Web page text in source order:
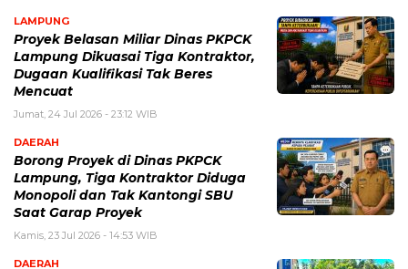
LAMPUNG
Proyek Belasan Miliar Dinas PKPCK
Lampung Dikuasai Tiga Kontraktor,
Dugaan Kualifikasi Tak Beres
Mencuat
Jumat, 24 Jul 2026 - 23:12 WIB
DAERAH
Borong Proyek di Dinas PKPCK
Lampung, Tiga Kontraktor Diduga
Monopoli dan Tak Kantongi SBU
Saat Garap Proyek
Kamis, 23 Jul 2026 - 14:53 WIB
DAERAH